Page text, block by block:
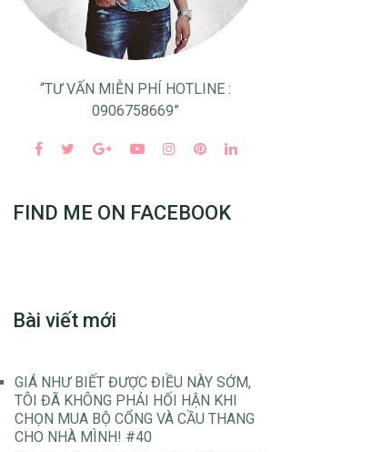
“TƯ VẤN MIỄN PHÍ HOTLINE :
0906758669”
FIND ME ON FACEBOOK
Bài viết mới
GIÁ NHƯ BIẾT ĐƯỢC ĐIỀU NÀY SỚM,
TÔI ĐÃ KHÔNG PHẢI HỐI HẬN KHI
CHỌN MUA BỘ CỔNG VÀ CẦU THANG
CHO NHÀ MÌNH! #40